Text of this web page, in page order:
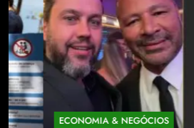
ECONOMIA & NEGÓCIOS